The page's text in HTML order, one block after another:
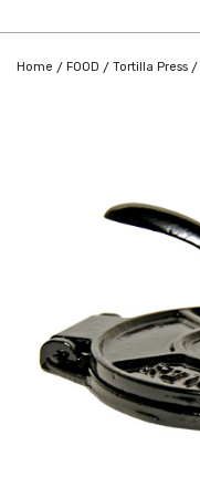
Home / FOOD / Tortilla Press /